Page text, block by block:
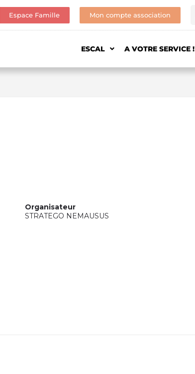
Espace Famille Mon compte association
ESCAL A VOTRE SERVICE !
Organisateur
STRATEGO NEMAUSUS